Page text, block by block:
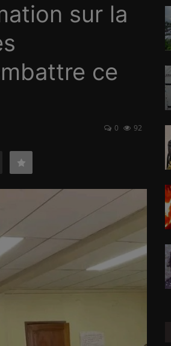
sur la
ce
0 92